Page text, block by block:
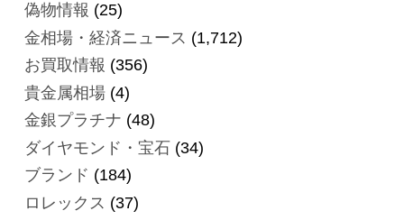
偽物情報 (25)
金相場・経済ニュース (1,712)
お買取情報 (356)
貴金属相場(4)
金銀プラチナ (48)
ダイヤモンド・宝石(34)
ブランド (184)
ロレックス (37)